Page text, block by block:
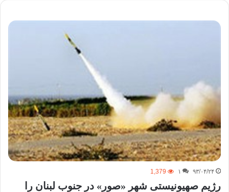
۹۳/۰۴/۲۴ ۱ 1,379
رژیم صهیونیستی شهر «صور» در جنوب لبنان را